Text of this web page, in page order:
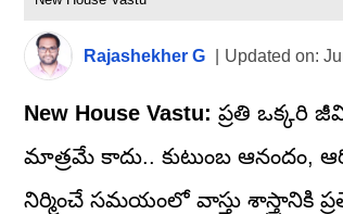
Rajashekher G Updated on:
New House Vastu: ప్రతి ఒక్కరి
మాత్రమే కాదు.. కుటుంబ ఆనందం,
నిర్మించే సమయంలో వాస్తు శాస్త్రానికి